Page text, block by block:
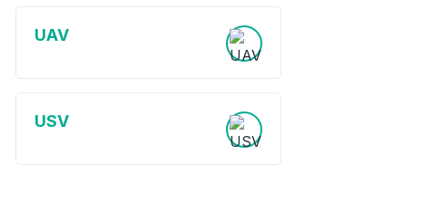
peralatan survey berkualitas
UAV
USV